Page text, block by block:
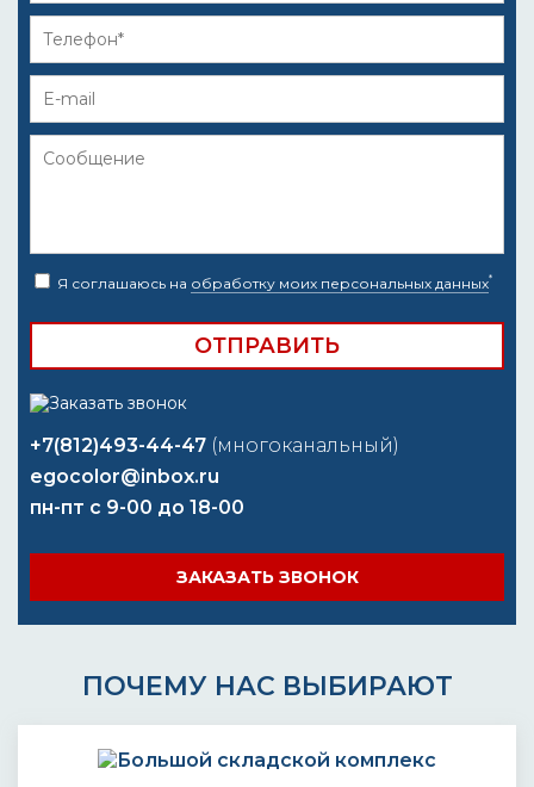
Я соглашаюсь на обработку моих персональных данных*
+7(812)493-44-47 (многоканальный)
egocolor@inbox.ru
пн-пт с 9-00 до 18-00
ЗАКАЗАТЬ ЗВОНОК
ПОЧЕМУ НАС ВЫБИРАЮТ